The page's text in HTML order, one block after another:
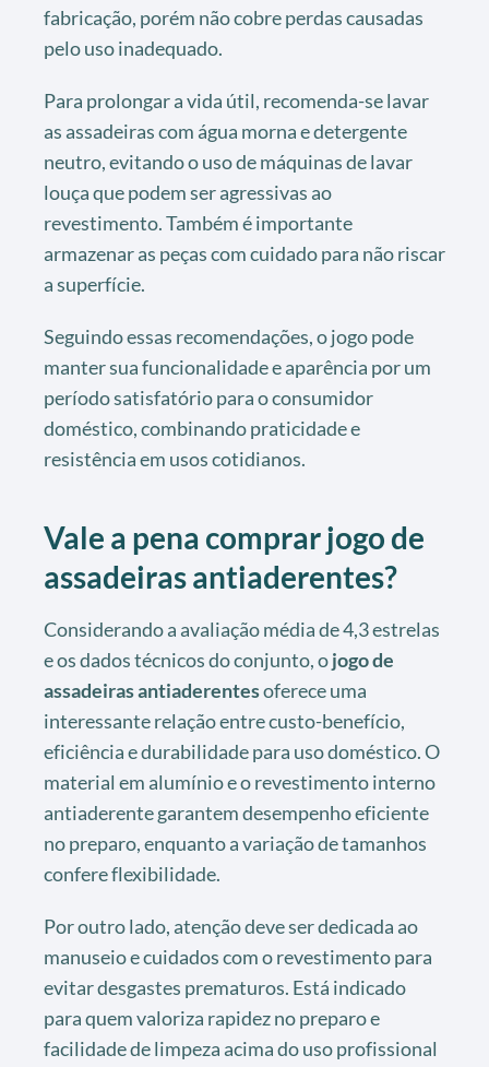
fabricação, porém não cobre perdas causadas
pelo uso inadequado.
Para prolongar a vida útil, recomenda-se lavar
as assadeiras com água morna e detergente
neutro, evitando o uso de máquinas de lavar
louça que podem ser agressivas ao
revestimento. Também é importante
armazenar as peças com cuidado para não riscar
a superfície.
Seguindo essas recomendações, o jogo pode
manter sua funcionalidade e aparência por um
período satisfatório para o consumidor
doméstico, combinando praticidade e
resistência em usos cotidianos.
Vale a pena comprar jogo de
assadeiras antiaderentes?
Considerando a avaliação média de 4,3 estrelas
e os dados técnicos do conjunto, ojogo de
assadeiras antiaderentesoferece uma
interessante relação entre custo-benefício,
eficiência e durabilidade para uso doméstico. O
material em alumínio e o revestimento interno
antiaderente garantem desempenho eficiente
no preparo, enquanto a variação de tamanhos
confere flexibilidade.
Por outro lado, atenção deve ser dedicada ao
manuseio e cuidados com o revestimento para
evitar desgastes prematuros. Está indicado
para quem valoriza rapidez no preparo e
facilidade de limpeza acima do uso profissional